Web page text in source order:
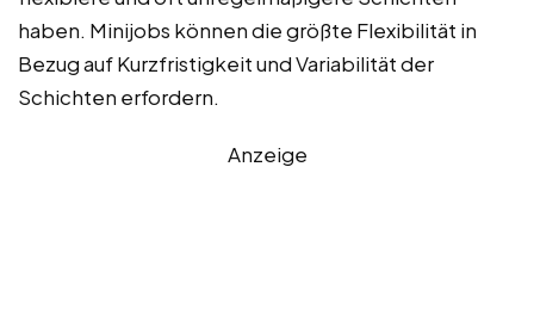
haben. Minijobs können die größte Flexibilität in
Bezug auf Kurzfristigkeit und Variabilität der
Schichten erfordern.
Anzeige